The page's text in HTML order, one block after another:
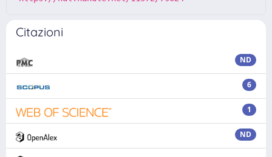
Citazioni
ND
6
1
ND